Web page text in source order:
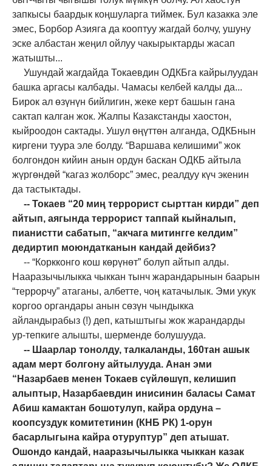
запкысы баардык коңшуларга тиймек. Бул казакка эле
эмес, Борбор Азияга да кооптуу жагдай болчу, ушуну
эске албастан жеңил ойлуу чакырыктарды жасап
жатышты...
Ушундай жагдайда Токаевдин ОДКБга кайрылуудан
башка аргасы калбады. Чамасы келбей калды да...
Бирок ал өзүнүн бийлигин, жеке керт башын гана
сактап калган жок. Жалпы Казакстанды хаостон,
кыйроодон сактады. Ушул өңүттөн алганда, ОДКБнын
киргени туура эле болду. “Варшава келишими” жок
болгондон кийин анын ордун баскан ОДКБ айтыла
жүргөндөй “кагаз жолборс” эмес, реалдуу күч экенин
да тастыктады.
-- Токаев “20 миң террорист сырттан кирди” деп
айтып, аягында террорист таппай кыйналып,
пианистти сабатып, “акчага митингге келдим”
дедиртип моюндатканын кандай дейбиз?
-- “Коркконго кош көрүнөт” болуп айтып алды.
Нааразычылыкка чыккан тынч жарандарынын баарын
“террорчу” атаганы, албетте, чоң катачылык. Эми укук
коргоо органдары анын сөзүн чындыкка
айландырабыз (!) деп, катыштыгы жок жарандарды
ур-тепкиге алышты, шерменде болушууда.
-- Шаарлар тонолду, талкаланды, 160тан ашык
адам мерт болгону айтылууда. Анан эми
“Назарбаев менен Токаев сүйлөшүп, келишип
алыптыр, Назарбаевдин инисинин баласы Самат
Абиш камактан бошотулуп, кайра ордуна –
коопсуздук комитетинин (КНБ РК) 1-орун
басарлыгына кайра отуруптур” деп атышат.
Ошондо кандай, нааразычылыкка чыккан казак